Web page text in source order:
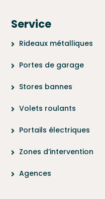
Service
Rideaux métalliques
Portes de garage
Stores bannes
Volets roulants
Portails électriques
Zones d’intervention
Agences